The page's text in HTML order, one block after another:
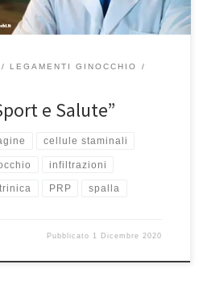
LEGAMENTI GINOCCHIO
e Salute”
cellule staminali
infiltrazioni
PRP spalla
Pubblicato 1 Dicembre 2020